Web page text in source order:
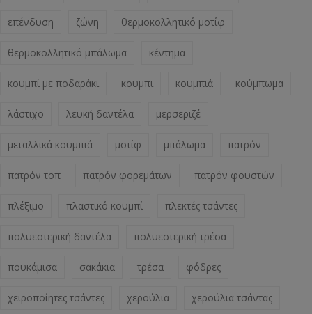
επένδυση ζώνη θερμοκολλητικό μοτίφ
θερμοκολλητικό μπάλωμα κέντημα
κουμπί με ποδαράκι κουμπι κουμπιά κούμπωμα
λάστιχο λευκή δαντέλα μερσεριζέ
μεταλλικά κουμπιά μοτίφ μπάλωμα πατρόν
πατρόν τοπ πατρόν φορεμάτων πατρόν φουστών
πλέξιμο πλαστικό κουμπί πλεκτές τσάντες
πολυεστερική δαντέλα πολυεστερική τρέσα
πουκάμισα σακάκια τρέσα φόδρες
χειροποίητες τσάντες χερούλια χερούλια τσάντας